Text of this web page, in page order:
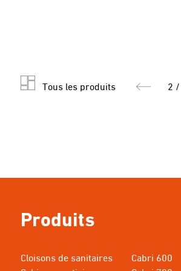
Tous les produits 2
Produits
Cloisons de sanitaires
Cabri 600